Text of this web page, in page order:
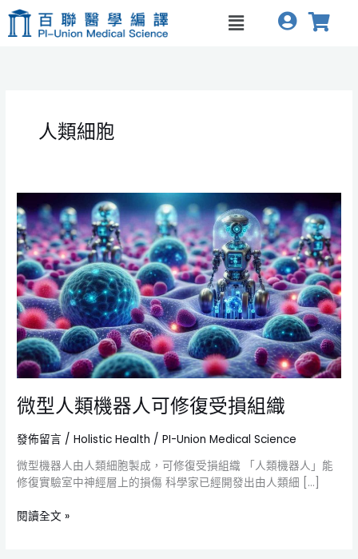
主
Menu
人類細胞
微型人類機器人可修復受損組織
發佈留言 /Holistic Health /PI-Union Medical Science
微型機器人由人類細胞製成，可修復受損組織 「人類機器人」能
修復實驗室中神經層上的損傷 科學家已經開發出由人類細 […]
型
人
類
機
器
人
可
修
復
受
組
織
閱讀全文 »